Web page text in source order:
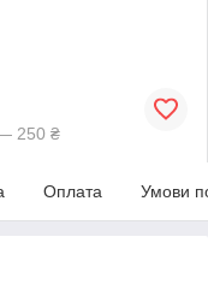
— 250 ₴
Оплата Умови